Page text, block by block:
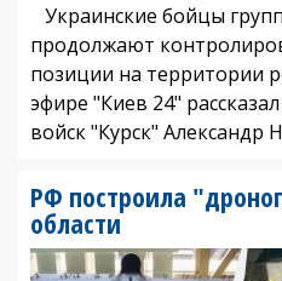
Украинские бойцы
продолжают
позиции на территории
эфире "Киев 24"
войск "Курск" Александр
РФ построила
области